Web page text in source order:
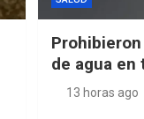
de agua en
13 horas ago